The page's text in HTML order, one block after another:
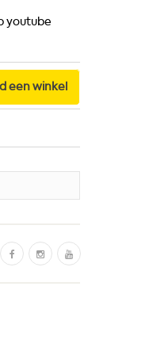
een winkel
F
a
I
n
Y
o